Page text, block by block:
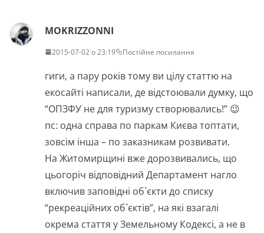
MOKRIZZONNI
2015-07-02 о 23:19 Постійне посилання
гиги, а пару років тому ви цілу статтю на
екосайті написали, де відстоювали думку, що
“ОПЗФУ не для туризму створювались!” 😉
пс: одна справа по паркам Києва топтати,
зовсім інша – по заказникам розвивати.
На Житомирщині вже дорозвивались, що
цьогоріч відповідний Департамент нагло
включив заповідні об`єкти до списку
“рекреаційних об`єктів”, на які взагалі
окрема стаття у Земельному Кодексі, а не в